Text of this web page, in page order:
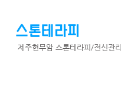
스톤테라피
제주현무암 스톤테라피/전신관리